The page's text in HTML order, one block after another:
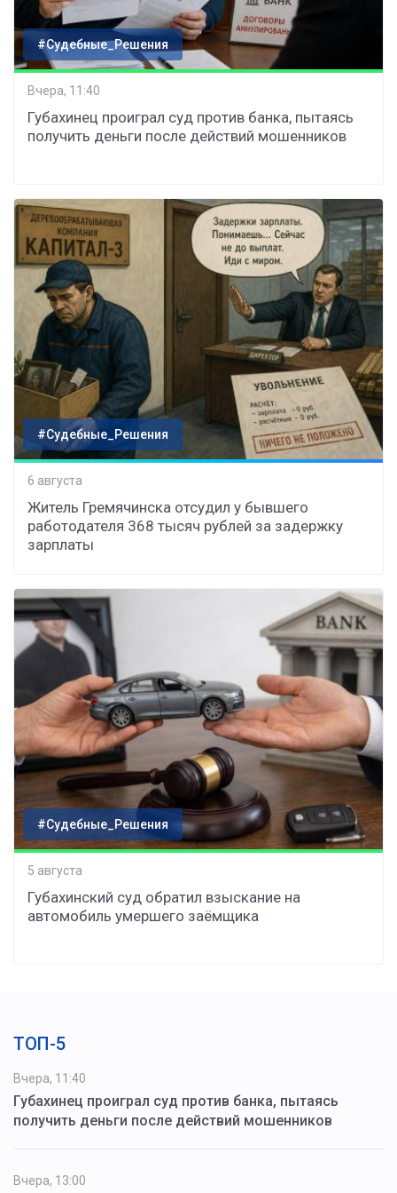
#Судебные_Решения
Вчера, 11:40
Губахинец проиграл суд против банка, пытаясь
получить деньги после действий мошенников
#Судебные_Решения
6 августа
Житель Гремячинска отсудил у бывшего
работодателя 368 тысяч рублей за задержку
зарплаты
#Судебные_Решения
5 августа
Губахинский суд обратил взыскание на
автомобиль умершего заёмщика
ТОП-5
Вчера, 11:40
Губахинец проиграл суд против банка, пытаясь
получить деньги после действий мошенников
Вчера, 13:00